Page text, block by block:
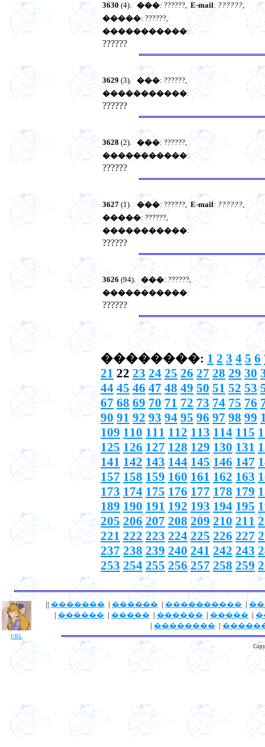
3630 (4).���: ??????, E-mail: ??????,
�����: ??????,
�����������:
??????
3629 (3).���: ??????,
�����������:
??????
3628 (2).���: ??????,
�����������:
??????
3627 (1).���: ??????, E-mail: ??????,
�����: ??????,
�����������:
??????
3626 (94).���: ??????,
�����������:
??????
��������: 1 2 3 4 5 6
21 22 23 24 25 26 27 28 29 30
44 45 46 47 48 49 50 51 52 53
67 68 69 70 71 72 73 74 75 76
90 91 92 93 94 95 96 97 98 99
109 110 111 112 113 114 115
125 126 127 128 129 130 131
141 142 143 144 145 146 147
157 158 159 160 161 162 163
173 174 175 176 177 178 179
189 190 191 192 193 194 195
205 206 207 208 209 210 211
221 222 223 224 225 226 227
237 238 239 240 241 242 243
253 254 255 256 257 258 259
URL
|| ������� | ������ | ���������� |
| ������ | ����� | ������ | ����� |
| �������� |